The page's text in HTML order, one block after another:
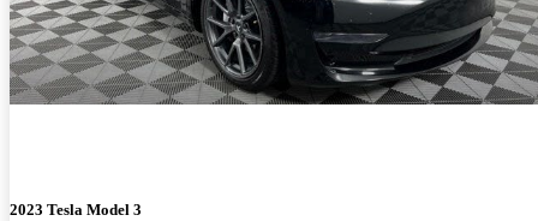
2023 Tesla Model 3